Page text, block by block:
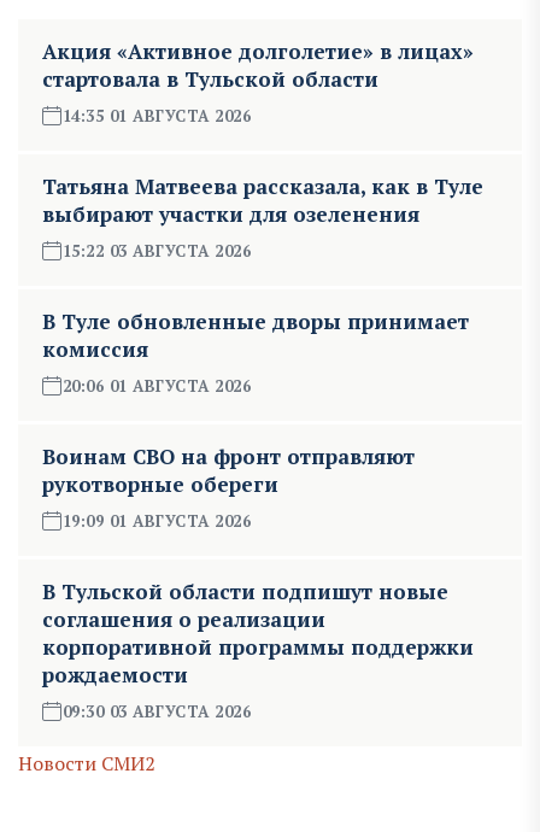
Акция «Активное долголетие» в лицах»
стартовала в Тульской области
14:35 01 АВГУСТА 2026
Татьяна Матвеева рассказала, как в Туле
выбирают участки для озеленения
15:22 03 АВГУСТА 2026
В Туле обновленные дворы принимает
комиссия
20:06 01 АВГУСТА 2026
Воинам СВО на фронт отправляют
рукотворные обереги
19:09 01 АВГУСТА 2026
В Тульской области подпишут новые
соглашения о реализации
корпоративной программы поддержки
рождаемости
09:30 03 АВГУСТА 2026
Новости СМИ2